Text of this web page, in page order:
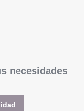
necesidades